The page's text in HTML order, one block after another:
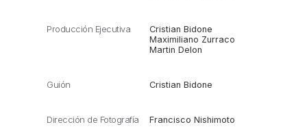
Producción Ejecutiva
Cristian Bidone
Maximiliano Zurraco
Martin Delon
Guión Cristian Bidone
Dirección de Fotografía Francisco Nishimoto